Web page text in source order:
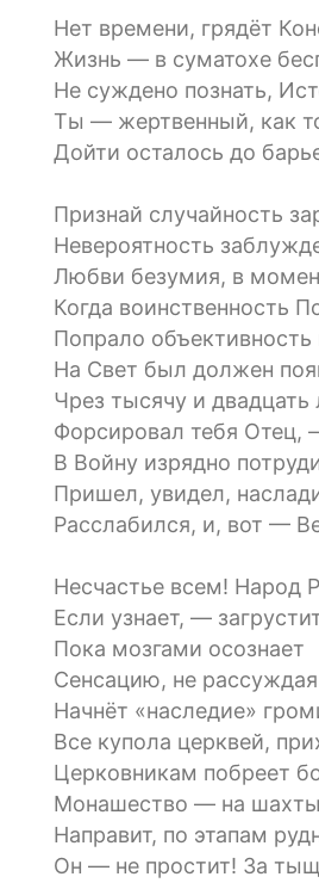
Нет времени, грядёт
Жизнь — в суматохе
Не суждено познать,
Ты — жертвенный, как
Дойти осталось до
Признай случайность
Невероятность
Любви безумия, в
Когда воинственность
Попрало объективность
На Свет был должен
Чрез тысячу и двадцать
Форсировал тебя Отец,
В Войну изрядно
Пришел, увидел,
Расслабился, и, вот —
Несчастье всем! Народ
Если узнает, —
Пока мозгами осознает
Сенсацию, не рассуждая
Начнёт «наследие»
Все купола церквей,
Церковникам побреет
Монашество — на
Направит, по этапам
Он — не простит! За